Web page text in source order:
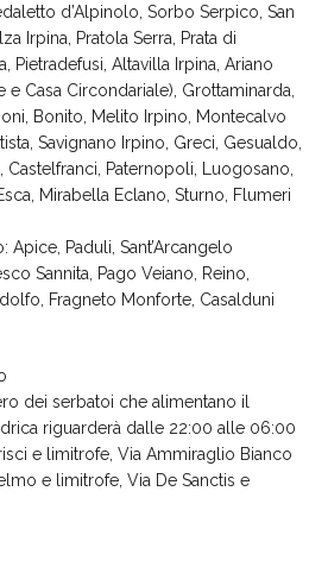
d’Alpinolo, Sorbo Serpico, San
Irpina, Pratola Serra, Prata di
Pietradefusi, Altavilla Irpina, Ariano
e Casa Circondariale), Grottaminarda,
Bonito, Melito Irpino, Montecalvo
Savignano Irpino, Greci, Gesualdo,
Castelfranci, Paternopoli, Luogosano,
Mirabella Eclano, Sturno, Flumeri
Apice, Paduli, Sant’Arcangelo
Sannita, Pago Veiano, Reino,
Fragneto Monforte, Casalduni
dei serbatoi che alimentano il
riguarderà dalle 22:00 alle 06:00
e limitrofe, Via Ammiraglio Bianco
e limitrofe, Via De Sanctis e